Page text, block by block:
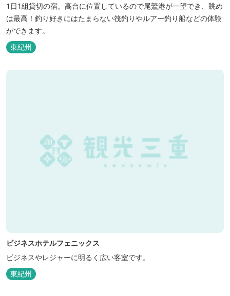
1日1組貸切の宿。高台に位置しているので尾鷲港が一望でき、眺め
は最高！釣り好きにはたまらない筏釣りやルアー釣り船などの体験
ができます。
東紀州
ビジネスホテルフェニックス
ビジネスやレジャーに明るく広い客室です。
東紀州